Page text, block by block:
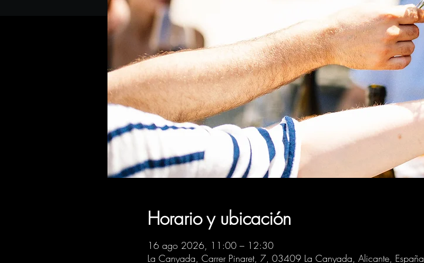
Horario y ubicación
16 ago 2026, 11:00 – 12:30
La Canyada, Carrer Pinaret, 7, 03409 La Canyada, Alicante, España